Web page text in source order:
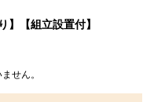
額です。
部地域へのお届けは別途送料
す。また発送予定も変更にな
】【組立設置付】
せん。